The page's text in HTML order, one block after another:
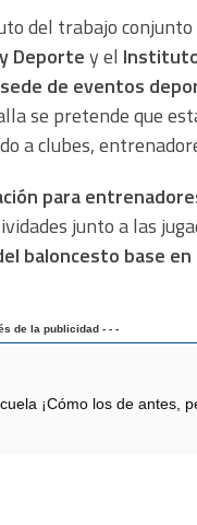
del trabajo
Deportey el
de eventos
se pretende que
a clubes,
para
junto a las
baloncesto base en
de la publicidad - - -
¡Cómo los de antes,